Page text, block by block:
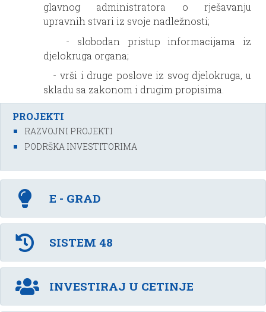
glavnog administratora o rješavanju
upravnih stvari iz svoje nadležnosti;
- slobodan pristup informacijama iz
djelokruga organa;
- vrši i druge poslove iz svog djelokruga, u
skladu sa zakonom i drugim propisima.
PROJEKTI
RAZVOJNI PROJEKTI
PODRŠKA INVESTITORIMA
E - GRAD
SISTEM 48
INVESTIRAJ U CETINJE